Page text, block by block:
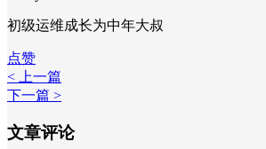
初级运维成长为中年大叔
点赞
< 上一篇
下一篇 >
文章评论